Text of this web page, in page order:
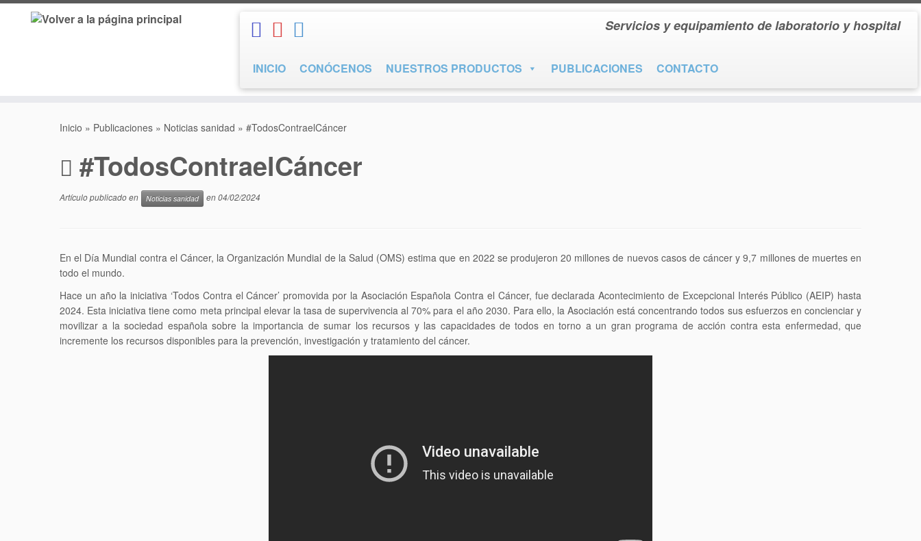
Saltar
Servicios y equipamiento de laboratorio y hospital
INICIO CONÓCENOS NUESTROS PRODUCTOS PUBLICACIONES CONTACTO
Inicio » Publicaciones » Noticias sanidad » #TodosContraelCáncer
#TodosContraelCáncer
Artículo publicado en Noticias sanidad en04/02/2024
En el Día Mundial contra el Cáncer, la Organización Mundial de la Salud (OMS) estima que en 2022 se produjeron 20 millones de nuevos casos de cáncer y 9,7 millones de muertes en
todo el mundo.
Hace un año la iniciativa ‘Todos Contra el Cáncer’ promovida por la Asociación Española Contra el Cáncer, fue declarada Acontecimiento de Excepcional Interés Público (AEIP) hasta
2024. Esta iniciativa tiene como meta principal elevar la tasa de supervivencia al 70% para el año 2030. Para ello, la Asociación está concentrando todos sus esfuerzos en concienciar y
movilizar a la sociedad española sobre la importancia de sumar los recursos y las capacidades de todos en torno a un gran programa de acción contra esta enfermedad, que
incremente los recursos disponibles para la prevención, investigación y tratamiento del cáncer.